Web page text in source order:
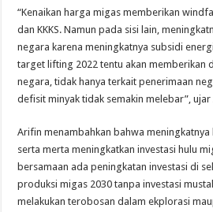
“Kenaikan harga migas memberikan
dan KKKS. Namun pada sisi lain,
negara karena meningkatnya subsidi
target lifting 2022 tentu akan memberikan
negara, tidak hanya terkait penerimaan
defisit minyak tidak semakin melebar”,
Arifin menambahkan bahwa
serta merta meningkatkan investasi hulu
bersamaan ada peningkatan investasi di
produksi migas 2030 tanpa investasi
melakukan terobosan dalam ekplorasi